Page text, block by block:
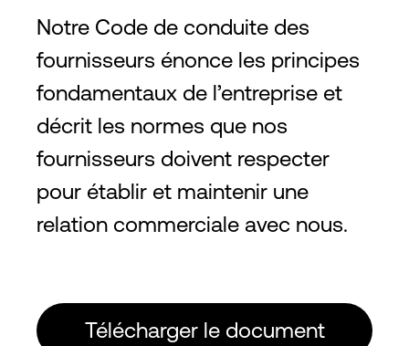
Notre Code de conduite des
fournisseurs énonce les principes
fondamentaux de l’entreprise et
décrit les normes que nos
fournisseurs doivent respecter
pour établir et maintenir une
relation commerciale avec nous.
Télécharger le document